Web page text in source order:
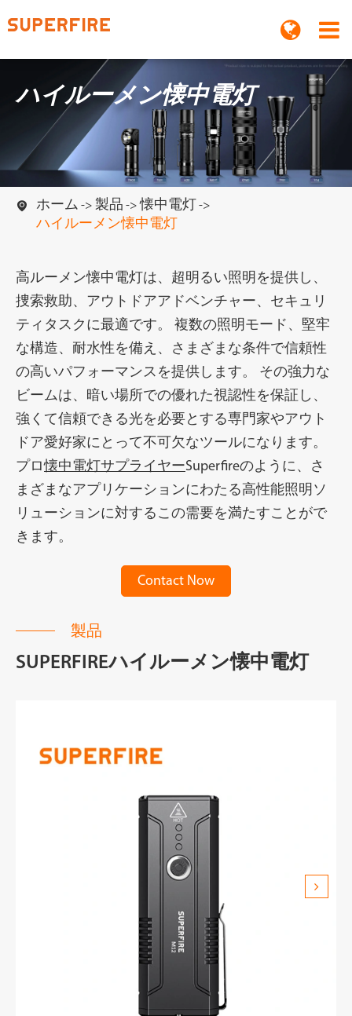
ハイルーメン懐中電灯
 ホーム 製品
懐中電灯
ハイルーメン懐中電灯
高ルーメン懐中電灯は、超明るい照明を提供し、
捜索救助、アウトドアアドベンチャー、セキュリ
ティタスクに最適です。 複数の照明モード、堅牢
な構造、耐水性を備え、さまざまな条件で信頼性
の高いパフォーマンスを提供します。 その強力な
ビームは、暗い場所での優れた視認性を保証し、
強くて信頼できる光を必要とする専門家やアウト
ドア愛好家にとって不可欠なツールになります。
プロ懐中電灯サプライヤーSuperfireのように、さ
まざまなアプリケーションにわたる高性能照明ソ
リューションに対するこの需要を満たすことがで
きます。
Contact Now
製品
SUPERFIREハイルーメン懐中電灯